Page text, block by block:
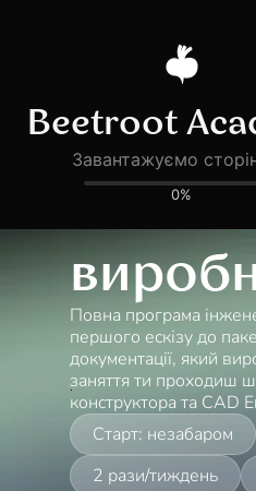
Defence TechНовий
Повна програма
першого ескізу до
документації, який
заняття ти проходиш
конструктора та CAD
Старт: незабаром
2 рази/тиждень